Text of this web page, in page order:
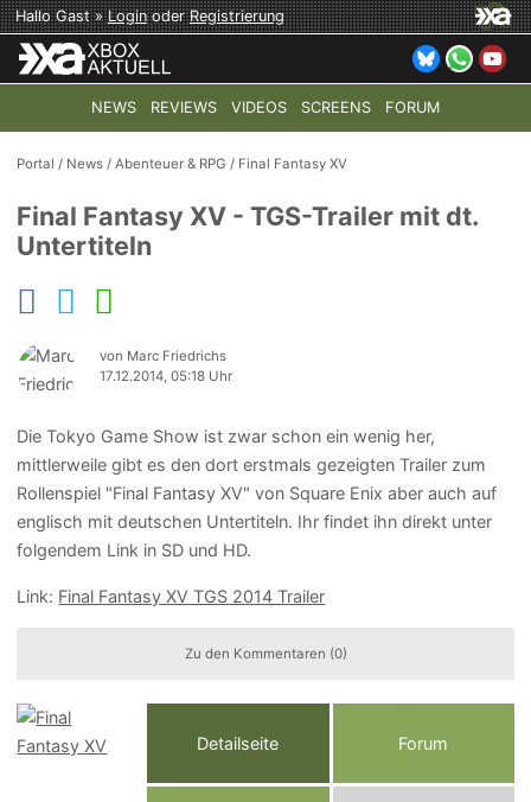
Hallo Gast »LoginoderRegistrierung
NEWS REVIEWS VIDEOS SCREENS FORUM
TOP-THEMEN: COD: MODERN WARFARE 4 HALO:
Portal / News /Abenteuer & RPG / Final Fantasy XV
Final Fantasy XV - TGS-Trailer mit dt.
Untertiteln
von Marc Friedrichs
17.12.2014, 05:18 Uhr
Die Tokyo Game Show ist zwar schon ein wenig her,
mittlerweile gibt es den dort erstmals gezeigten Trailer zum
Rollenspiel "Final Fantasy XV" von Square Enix aber auch auf
englisch mit deutschen Untertiteln. Ihr findet ihn direkt unter
folgendem Link in SD und HD.
Link: Final Fantasy XV TGS 2014 Trailer
Zu den Kommentaren (0)
Detailseite Forum